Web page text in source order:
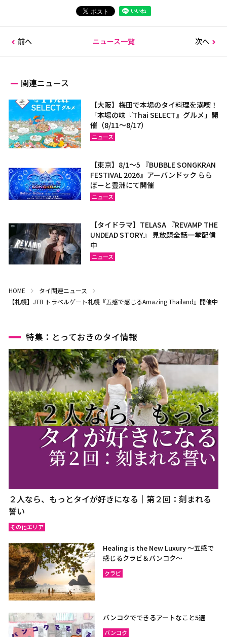
前へ ニュース一覧 次へ
関連ニュース
【大阪】梅田で本場のタイ料理を満喫！
「本場の味『Thai SELECT』グルメ」開
催（8/11～8/17）
ニュース
【東京】8/1～5 『BUBBLE SONGKRAN
FESTIVAL 2026』アーバンドック らら
ぽーと豊洲にて開催
ニュース
【タイドラマ】TELASA 『REVAMP THE
UNDEAD STORY』 見放題全話一挙配信
中
ニュース
HOME
タイ関連ニュース
【札幌】JTB トラベルゲート札幌『五感で感じるAmazing Thailand』開催中
特集：とっておきのタイ情報
２人なら、もっとタイが好きになる｜第２回：刻まれる
誓い
その他エリア
Healing is the New Luxury ～五感で
感じるクラビ＆バンコク～
クラビ
バンコクでできるアートなこと5選
バンコク